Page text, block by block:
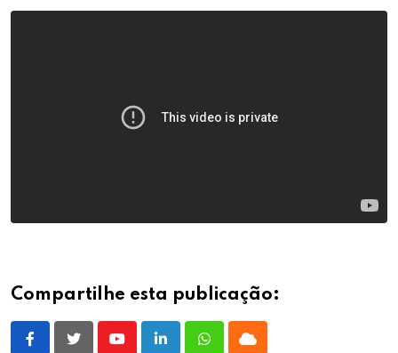
Compartilhe esta publicação:
YoutubeLinkedInWhatsappCloud